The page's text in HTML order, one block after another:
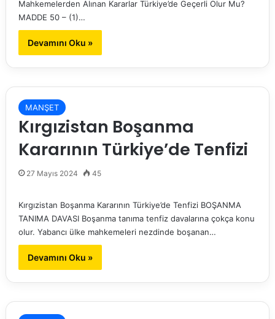
Mahkemelerden Alınan Kararlar Türkiye’de Geçerli Olur Mu?
MADDE 50 – (1)…
Devamını Oku »
MANŞET
Kırgızistan Boşanma
Kararının Türkiye’de Tenfizi
27 Mayıs 2024 45
Kırgızistan Boşanma Kararının Türkiye’de Tenfizi BOŞANMA
TANIMA DAVASI Boşanma tanıma tenfiz davalarına çokça konu
olur. Yabancı ülke mahkemeleri nezdinde boşanan…
Devamını Oku »